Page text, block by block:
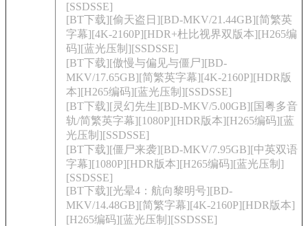
[SSDSSE]
[BT下载][偷天盗日][BD-MKV/21.44GB][简繁英
字幕][4K-2160P][HDR+杜比视界双版本][H265编
码][蓝光压制][SSDSSE]
[BT下载][傲慢与偏见与僵尸][BD-
MKV/17.65GB][简繁英字幕][4K-2160P][HDR版
本][H265编码][蓝光压制][SSDSSE]
[BT下载][灵幻先生][BD-MKV/5.00GB][国粤多音
轨/简繁英字幕][1080P][HDR版本][H265编码][蓝
光压制][SSDSSE]
[BT下载][僵尸来袭][BD-MKV/7.95GB][中英双语
字幕][1080P][HDR版本][H265编码][蓝光压制]
[SSDSSE]
[BT下载][光晕4：航向黎明号][BD-
MKV/14.48GB][简繁字幕][4K-2160P][HDR版本]
[H265编码][蓝光压制][SSDSSE]